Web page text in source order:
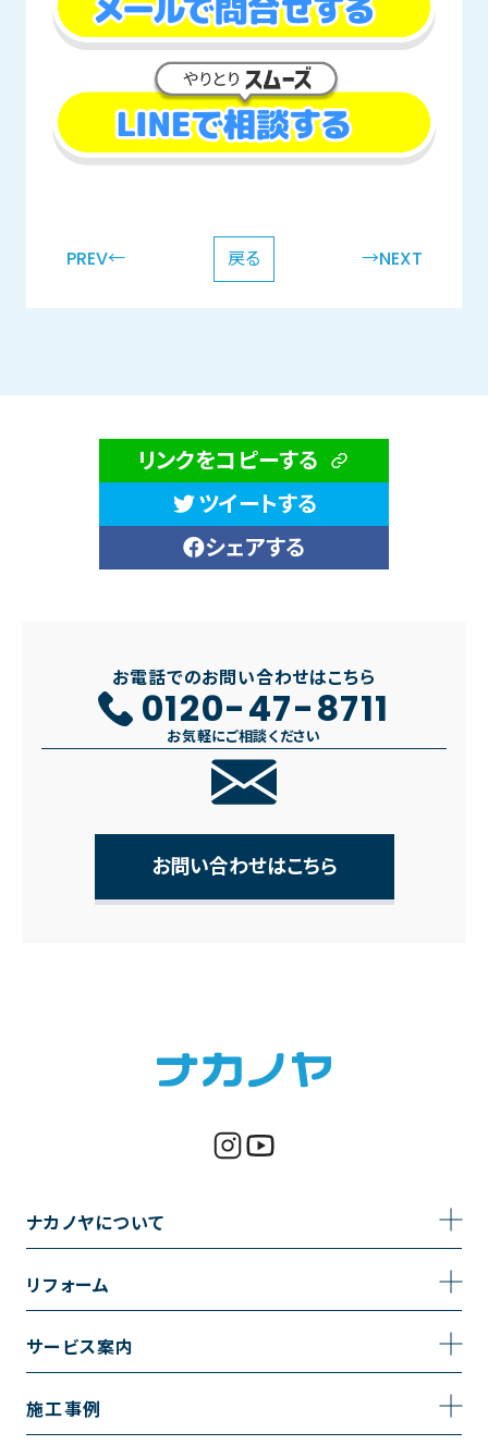
PREV← 戻る →NEXT
リンクをコピーする
ツイートする
シェアする
お電話でのお問い合わせはこちら
0120-47-8711
お気軽にご相談ください
お問い合わせはこちら
ナカノヤについて
事業内容
採用情報
リフォーム
トイレのリフォーム
キッチンのリフォーム
サービス案内
サービスの流れ
施工事例